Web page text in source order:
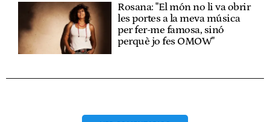
Rosana: "El món no li va obrir
les portes a la meva música
per fer-me famosa, sinó
perquè jo fes OMOW"